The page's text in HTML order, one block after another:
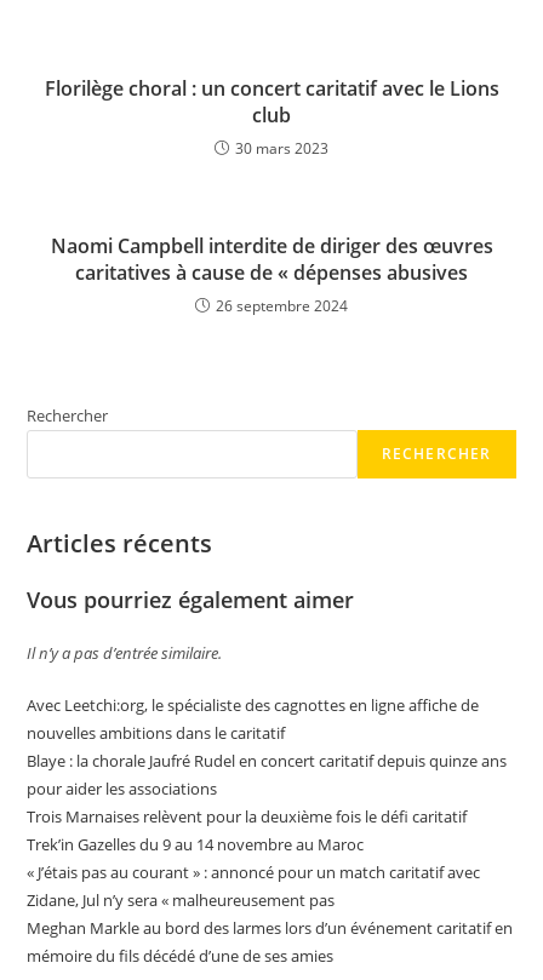
Florilège choral : un concert caritatif avec le Lions
club
30 mars 2023
Naomi Campbell interdite de diriger des œuvres
caritatives à cause de « dépenses abusives
26 septembre 2024
Rechercher
RECHERCHER
Articles récents
Vous pourriez également aimer
Il n’y a pas d’entrée similaire.
Avec Leetchi:org, le spécialiste des cagnottes en ligne affiche de
nouvelles ambitions dans le caritatif
Blaye : la chorale Jaufré Rudel en concert caritatif depuis quinze ans
pour aider les associations
Trois Marnaises relèvent pour la deuxième fois le défi caritatif
Trek’in Gazelles du 9 au 14 novembre au Maroc
« J’étais pas au courant » : annoncé pour un match caritatif avec
Zidane, Jul n’y sera « malheureusement pas
Meghan Markle au bord des larmes lors d’un événement caritatif en
mémoire du fils décédé d’une de ses amies